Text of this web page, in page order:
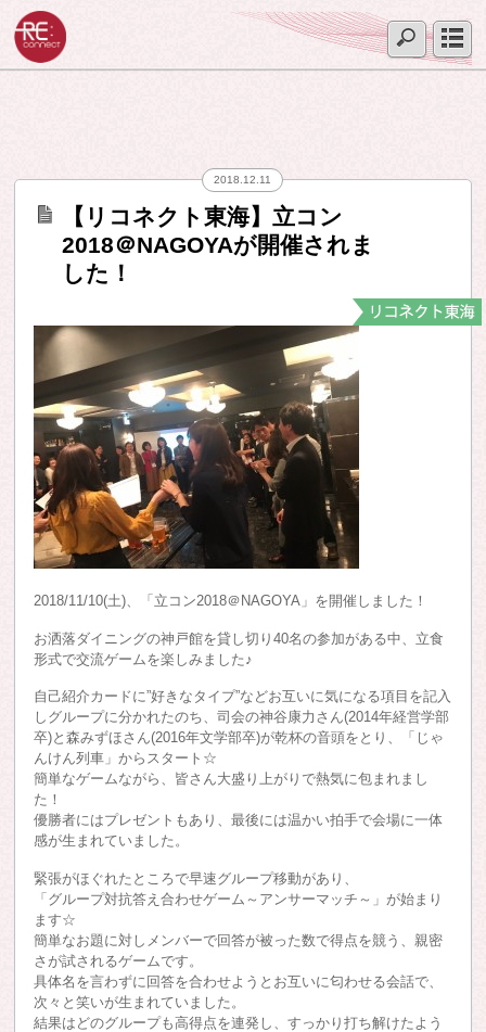
2018.12.11
【リコネクト東海】立コン
2018＠NAGOYAが開催されま
した！
2018/11/10(土)、「立コン2018＠NAGOYA」を開催しました！
お洒落ダイニングの神戸館を貸し切り40名の参加がある中、立食
形式で交流ゲームを楽しみました♪
自己紹介カードに”好きなタイプ”などお互いに気になる項目を記入
しグループに分かれたのち、司会の神谷康力さん(2014年経営学部
卒)と森みずほさん(2016年文学部卒)が乾杯の音頭をとり、「じゃ
んけん列車」からスタート☆
簡単なゲームながら、皆さん大盛り上がりで熱気に包まれまし
た！
優勝者にはプレゼントもあり、最後には温かい拍手で会場に一体
感が生まれていました。
緊張がほぐれたところで早速グループ移動があり、
「グループ対抗答え合わせゲーム～アンサーマッチ～」が始まり
ます☆
簡単なお題に対しメンバーで回答が被った数で得点を競う、親密
さが試されるゲームです。
具体名を言わずに回答を合わせようとお互いに匂わせる会話で、
次々と笑いが生まれていました。
結果はどのグループも高得点を連発し、すっかり打ち解けたよう